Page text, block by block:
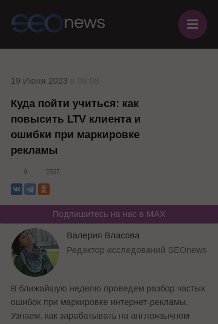
≡
19 Июня 2023
Куда пойти учиться: как
повысить LTV клиента и
ошибки при маркировке
рекламы
0 9557
Подпишитесь на нас в MAX
Валерия Власова
Редактор исследований SEOnews
В ближайшую неделю проведем разбор частых
ошибок при маркировке интернет-рекламы.
Узнаем, как зарабатывать на англоязычном